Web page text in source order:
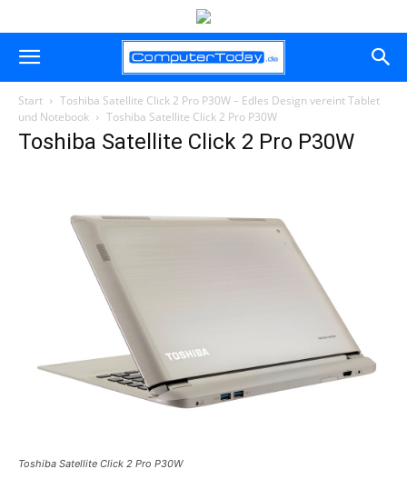
Start
Toshiba Satellite Click 2 Pro P30W – Edles Design vereint Tablet
und Notebook
Toshiba Satellite Click 2 Pro P30W
Toshiba Satellite Click 2 Pro P30W
Toshiba Satellite Click 2 Pro P30W